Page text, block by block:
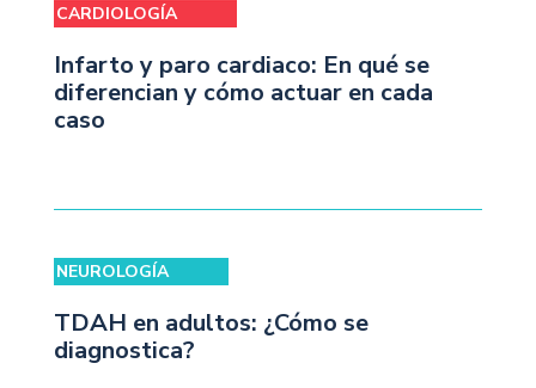
CARDIOLOGÍA
Infarto y paro cardiaco: En qué se
diferencian y cómo actuar en cada
caso
NEUROLOGÍA
TDAH en adultos: ¿Cómo se
diagnostica?